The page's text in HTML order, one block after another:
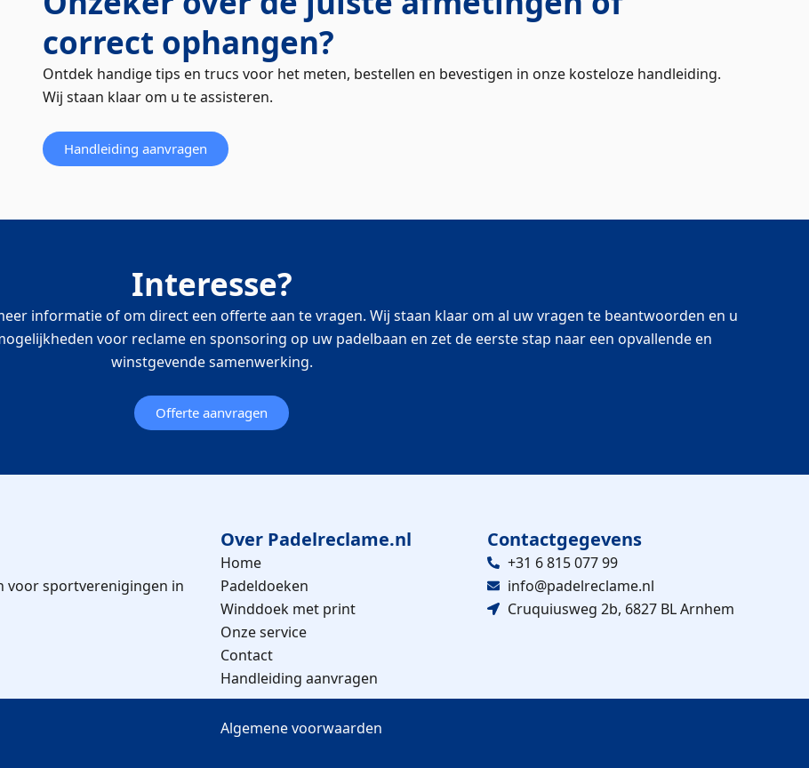
correct ophangen?
Ontdek handige tips en trucs voor het meten, bestellen en bevestigen in onze kosteloze handleiding.
Wij staan klaar om u te assisteren.
Handleiding aanvragen
Interesse?
informatie of om direct een offerte aan te vragen. Wij staan klaar om al uw vragen te beantwoorden en u
voor reclame en sponsoring op uw padelbaan en zet de eerste stap naar een opvallende en
winstgevende samenwerking.
Offerte aanvragen
voor sportverenigingen in
Over Padelreclame.nl
Home
Padeldoeken
Winddoek met print
Onze service
Contact
Handleiding aanvragen
Contactgegevens
+31 6 815 077 99
info@padelreclame.nl
Cruquiusweg 2b, 6827 BL Arnhem
Algemene voorwaarden